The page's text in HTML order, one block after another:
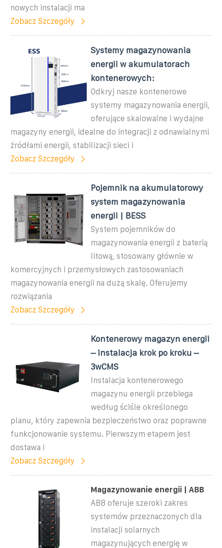
nowych instalacji ma
Zobacz Szczegóły
Systemy magazynowania
energii w akumulatorach
kontenerowych:
Odkryj nasze kontenerowe
systemy magazynowania energii,
oferujące skalowalne i wydajne
magazyny energii, idealne do integracji z odnawialnymi
źródłami energii, stabilizacji sieci i
Zobacz Szczegóły
Pojemnik na akumulatorowy
system magazynowania
energii | BESS
System pojemników do
magazynowania energii z baterią
litową, stosowany głównie w
komercyjnych i przemysłowych zastosowaniach
magazynowania energii na dużą skalę. Oferujemy
rozwiązania
Zobacz Szczegóły
Kontenerowy magazyn energii
– instalacja krok po kroku –
3wCMS
Instalacja kontenerowego
magazynu energii przebiega
według ściśle określonego
planu, który zapewnia bezpieczeństwo oraz poprawne
funkcjonowanie systemu. Pierwszym etapem jest
dostawa i
Zobacz Szczegóły
Magazynowanie energii | ABB
ABB oferuje szeroki zakres
systemów przeznaczonych dla
instalacji solarnych
magazynujących energię w